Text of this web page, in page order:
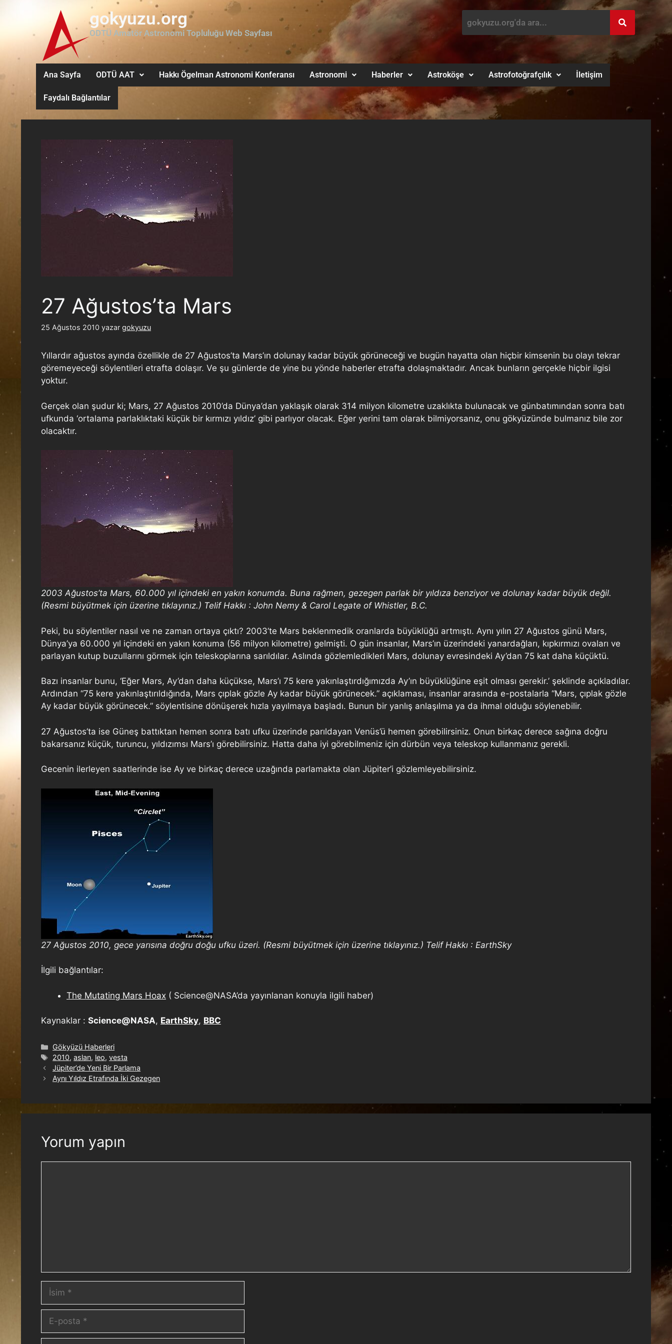
gokyuzu.org
ODTÜ Amatör Astronomi Topluluğu Web Sayfası
Ana Sayfa ODTÜ AAT Hakkı Ögelman Astronomi Konferansı Astronomi Haberler Astroköşe Astrofotoğrafçılık İletişim
Faydalı Bağlantılar
27 Ağustos’ta Mars
25 Ağustos 2010 yazar gokyuzu
Yıllardır ağustos ayında özellikle de 27 Ağustos’ta Mars’ın dolunay kadar büyük görüneceği ve bugün hayatta olan hiçbir kimsenin bu olayı tekrar
göremeyeceği söylentileri etrafta dolaşır. Ve şu günlerde de yine bu yönde haberler etrafta dolaşmaktadır. Ancak bunların gerçekle hiçbir ilgisi
yoktur.
Gerçek olan şudur ki; Mars, 27 Ağustos 2010’da Dünya’dan yaklaşık olarak 314 milyon kilometre uzaklıkta bulunacak ve günbatımından sonra batı
ufkunda ‘ortalama parlaklıktaki küçük bir kırmızı yıldız’ gibi parlıyor olacak. Eğer yerini tam olarak bilmiyorsanız, onu gökyüzünde bulmanız bile zor
olacaktır.
2003 Ağustos’ta Mars, 60.000 yıl içindeki en yakın konumda. Buna rağmen, gezegen parlak bir yıldıza benziyor ve dolunay kadar büyük değil.
(Resmi büyütmek için üzerine tıklayınız.) Telif Hakkı : John Nemy & Carol Legate of Whistler, B.C.
Peki, bu söylentiler nasıl ve ne zaman ortaya çıktı? 2003’te Mars beklenmedik oranlarda büyüklüğü artmıştı. Aynı yılın 27 Ağustos günü Mars,
Dünya’ya 60.000 yıl içindeki en yakın konuma (56 milyon kilometre) gelmişti. O gün insanlar, Mars’ın üzerindeki yanardağları, kıpkırmızı ovaları ve
parlayan kutup buzullarını görmek için teleskoplarına sarıldılar. Aslında gözlemledikleri Mars, dolunay evresindeki Ay’dan 75 kat daha küçüktü.
Bazı insanlar bunu, ‘Eğer Mars, Ay’dan daha küçükse, Mars’ı 75 kere yakınlaştırdığımızda Ay’ın büyüklüğüne eşit olması gerekir.’ şeklinde açıkladılar.
Ardından “75 kere yakınlaştırıldığında, Mars çıplak gözle Ay kadar büyük görünecek.” açıklaması, insanlar arasında e-postalarla “Mars, çıplak gözle
Ay kadar büyük görünecek.” söylentisine dönüşerek hızla yayılmaya başladı. Bunun bir yanlış anlaşılma ya da ihmal olduğu söylenebilir.
27 Ağustos’ta ise Güneş battıktan hemen sonra batı ufku üzerinde parıldayan Venüs’ü hemen görebilirsiniz. Onun birkaç derece sağına doğru
bakarsanız küçük, turuncu, yıldızımsı Mars’ı görebilirsiniz. Hatta daha iyi görebilmeniz için dürbün veya teleskop kullanmanız gerekli.
Gecenin ilerleyen saatlerinde ise Ay ve birkaç derece uzağında parlamakta olan Jüpiter’i gözlemleyebilirsiniz.
27 Ağustos 2010, gece yarısına doğru doğu ufku üzeri. (Resmi büyütmek için üzerine tıklayınız.) Telif Hakkı : EarthSky
İlgili bağlantılar:
The Mutating Mars Hoax ( Science@NASA’da yayınlanan konuyla ilgili haber)
Kaynaklar : Science@NASA, EarthSky, BBC
Gökyüzü Haberleri
2010,aslan, leo,vesta
Jüpiter’de Yeni Bir Parlama
Aynı Yıldız Etrafında İki Gezegen
Yorum yapın